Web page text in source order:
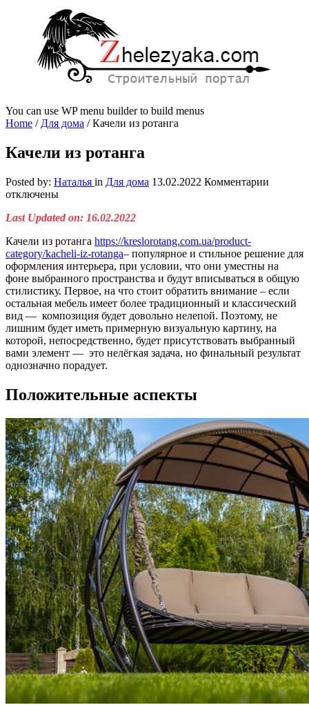
You can use WP menu builder to build menus
Home / Для дома /Качели из ротанга
Качели из ротанга
Posted by: Наталья in Для дома 13.02.2022 Комментарии
отключены
Last Updated on: 16.02.2022
Качели из ротанга https://kreslorotang.com.ua/product-
category/kacheli-iz-rotanga– популярное и стильное решение для
оформления интерьера, при условии, что они уместны на
фоне выбранного пространства и будут вписываться в общую
стилистику. Первое, на что стоит обратить внимание – если
остальная мебель имеет более традиционный и классический
вид — композиция будет довольно нелепой. Поэтому, не
лишним будет иметь примерную визуальную картину, на
которой, непосредственно, будет присутствовать выбранный
вами элемент — это нелёгкая задача, но финальный результат
однозначно порадует.
Положительные аспекты